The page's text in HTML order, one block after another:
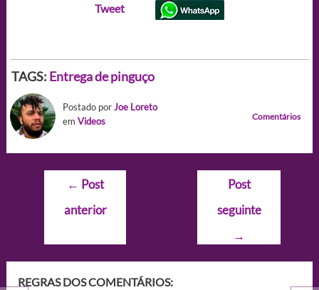
Tweet
TAGS: Entrega de pinguço
Postado porJoe Loreto
em Videos Comentários
Navegação
Post
← Post
anterior
Post
seguinte
→
REGRAS DOS COMENTÁRIOS: